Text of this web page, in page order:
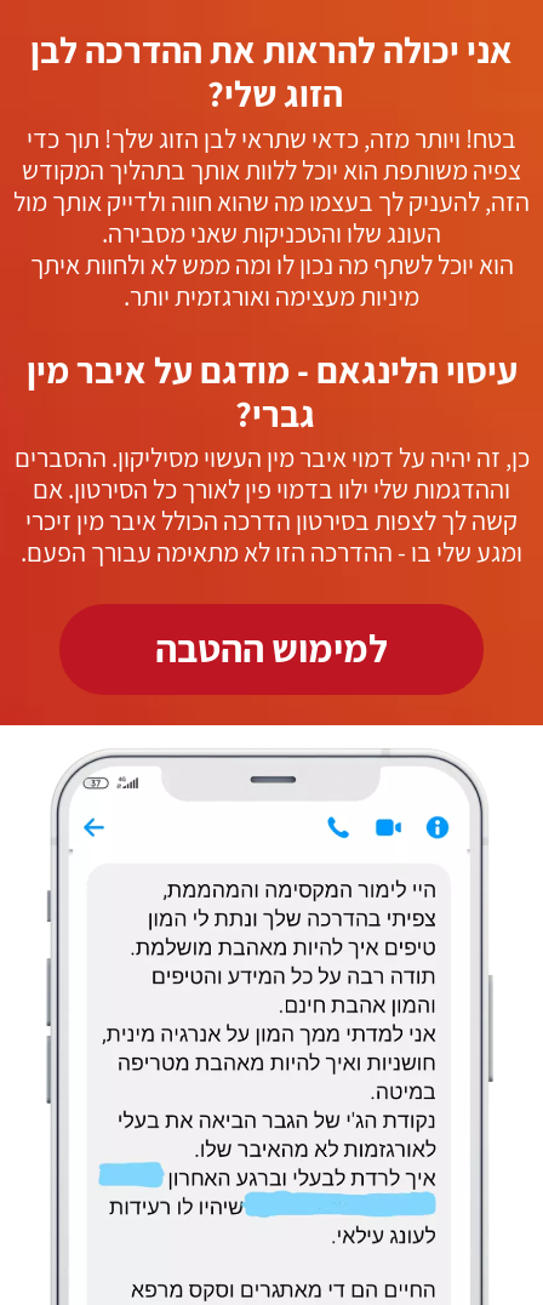
אני יכולה להראות את ההדרכה לבן
הזוג שלי?
בטח! ויותר מזה, כדאי שתראי לבן הזוג שלך! תוך כדי
צפיה משותפת הוא יוכל ללוות אותך בתהליך המקודש
הזה, להעניק לך בעצמו מה שהוא חווה ולדייק אותך מול
העונג שלו והטכניקות שאני מסבירה.
הוא יוכל לשתף מה נכון לו ומה ממש לא ולחוות איתך
מיניות מעצימה ואורגזמית יותר.
עיסוי הלינגאם - מודגם על איבר מין
גברי?
כן, זה יהיה על דמוי איבר מין העשוי מסיליקון. ההסברים
וההדגמות שלי ילוו בדמוי פין לאורך כל הסירטון. אם
קשה לך לצפות בסירטון הדרכה הכולל איבר מין זיכרי
ומגע שלי בו - ההדרכה הזו לא מתאימה עבורך הפעם.
למימוש ההטבה